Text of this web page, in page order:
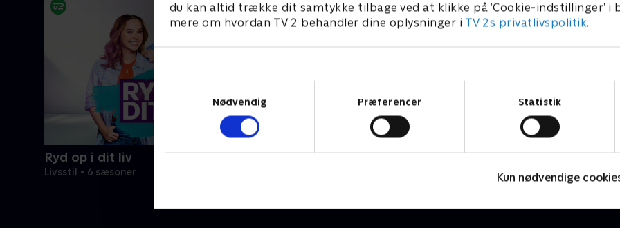
du kan altid trække dit samtykke tilbage ved at klikke på ’Cookie-indstillinger’ i
mere om hvordan TV 2 behandler dine oplysninger i TV 2s privatlivspolitik.
Nødvendig
Præferencer Statistik
Kun nødvendige
Ryd op i dit liv
Livsstil • 6 sæsoner